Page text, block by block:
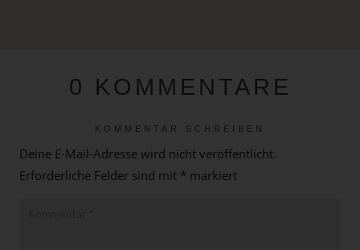
0 KOMMENTARE
KOMMENTAR SCHREIBEN
Deine E-Mail-Adresse wird nicht veröffentlicht.
Erforderliche Felder sind mit * markiert